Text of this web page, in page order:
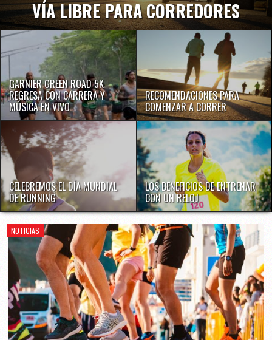
VÍA LIBRE PARA CORREDORES
GARNIER GREEN ROAD 5K
REGRESA CON CARRERA Y
MÚSICA EN VIVO
RECOMENDACIONES PARA
COMENZAR A CORRER
CELEBREMOS EL DÍA MUNDIAL
DE RUNNING
LOS BENEFICIOS DE ENTRENAR
CON UN RELOJ
NOTICIAS